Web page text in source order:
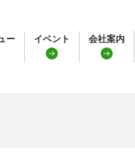
ー イベント 会社案内